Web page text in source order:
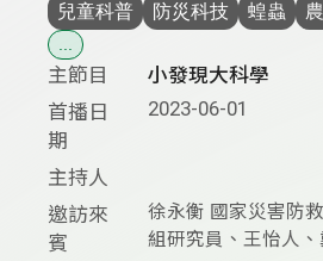
兒童科普 防災科技 蝗蟲
...
主節目
小發現大科學
首播日
期
2023-06-01
主持人
邀訪來
賓
徐永衡 國家災害防
組研究員、王怡人